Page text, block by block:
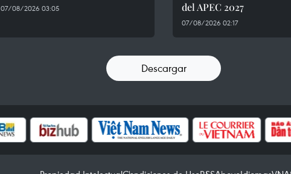
07/08/2026 03:05
del APEC 2027
07/08/2026 02:17
Descargar